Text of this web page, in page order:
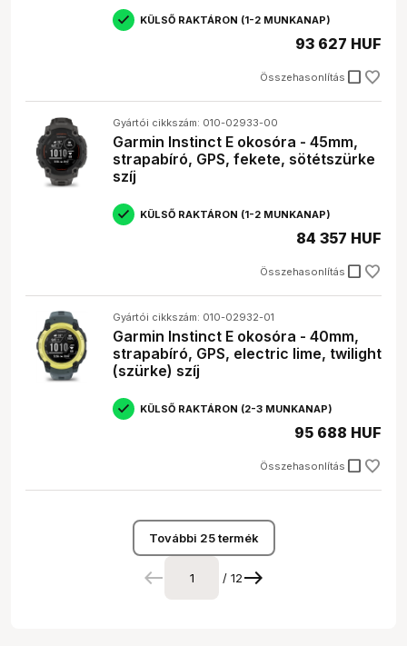
KÜLSŐ RAKTÁRON (1-2 MUNKANAP)
Összehasonlítás check_box_outline_blank
93 627 HUF
Gyártói cikkszám: 010-02933-00
Garmin Instinct E okosóra - 45mm,
strapabíró, GPS, fekete, sötétszürke
szíj
KÜLSŐ RAKTÁRON (1-2 MUNKANAP)
Összehasonlítás check_box_outline_blank
84 357 HUF
Gyártói cikkszám: 010-02932-01
Garmin Instinct E okosóra - 40mm,
strapabíró, GPS, electric lime, twilight
(szürke) szíj
KÜLSŐ RAKTÁRON (2-3 MUNKANAP)
Összehasonlítás check_box_outline_blank
95 688 HUF
További 25 termék
/ 12